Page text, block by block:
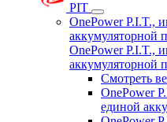
PIT
OnePower P.I.T.,
аккумуляторной
OnePower P.I.T.,
аккумуляторной
Смотреть
OnePower
единой